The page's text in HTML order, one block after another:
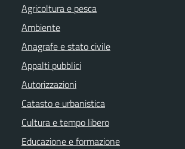
Agricoltura e pesca
Ambiente
Anagrafe e stato civile
Appalti pubblici
Autorizzazioni
Catasto e urbanistica
Cultura e tempo libero
Educazione e formazione